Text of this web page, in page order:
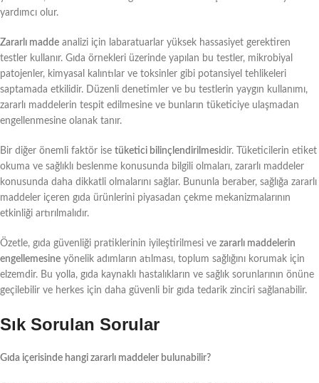
yardımcı olur.
Zararlı madde analizi için labaratuarlar yüksek hassasiyet gerektiren
testler kullanır. Gıda örnekleri üzerinde yapılan bu testler, mikrobiyal
patojenler, kimyasal kalıntılar ve toksinler gibi potansiyel tehlikeleri
saptamada etkilidir. Düzenli denetimler ve bu testlerin yaygın kullanımı,
zararlı maddelerin tespit edilmesine ve bunların tüketiciye ulaşmadan
engellenmesine olanak tanır.
Bir diğer önemli faktör ise tüketici bilinçlendirilmesidir. Tüketicilerin etiket
okuma ve sağlıklı beslenme konusunda bilgili olmaları, zararlı maddeler
konusunda daha dikkatli olmalarını sağlar. Bununla beraber, sağlığa zararlı
maddeler içeren gıda ürünlerini piyasadan çekme mekanizmalarının
etkinliği artırılmalıdır.
Özetle, gıda güvenliği pratiklerinin iyileştirilmesi ve zararlı maddelerin
engellemesine yönelik adımların atılması, toplum sağlığını korumak için
elzemdir. Bu yolla, gıda kaynaklı hastalıkların ve sağlık sorunlarının önüne
geçilebilir ve herkes için daha güvenli bir gıda tedarik zinciri sağlanabilir.
Sık Sorulan Sorular
Gıda içerisinde hangi zararlı maddeler bulunabilir?